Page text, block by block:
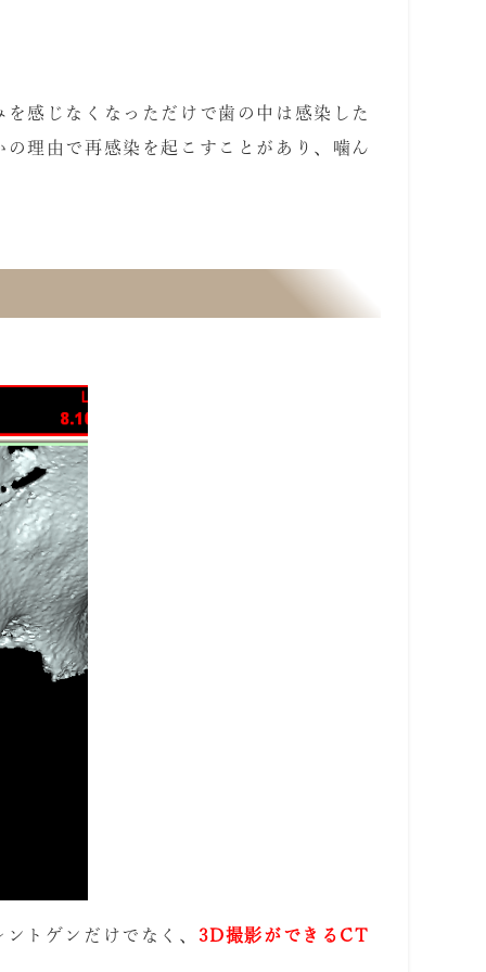
感じなくなっただけで歯の中は感染した
理由で再感染を起こすことがあり、噛ん
トゲンだけでなく、 3D撮影ができるCT